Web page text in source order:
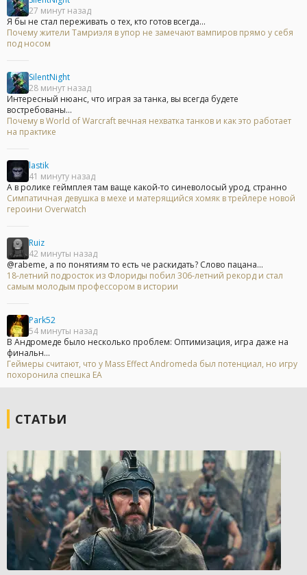
27 минут назад
Я бы не стал переживать о тех, кто готов всегда...
Почему жители Тамриэля в упор не замечают вампиров прямо у себя
под носом
SilentNight
28 минут назад
Интересный нюанс, что играя за танка, вы всегда будете
востребованы...
Почему в World of Warcraft вечная нехватка танков и как это работает
на практике
lastik
41 минуту назад
А в ролике геймплея там ваще какой-то синеволосый урод, странно
Симпатичная девушка в мехе и матерящийся хомяк в трейлере новой
героини Overwatch
Ruiz
42 минуты назад
@rabeme, а по понятиям то есть че раскидать? Слово пацана...
18-летний подросток из Флориды побил 306-летний рекорд и стал
самым молодым профессором в истории
Park52
54 минуты назад
В Андромеде было несколько проблем: Оптимизация, игра даже на
финальн...
Геймеры считают, что у Mass Effect Andromeda был потенциал, но игру
похоронила спешка EA
СТАТЬИ